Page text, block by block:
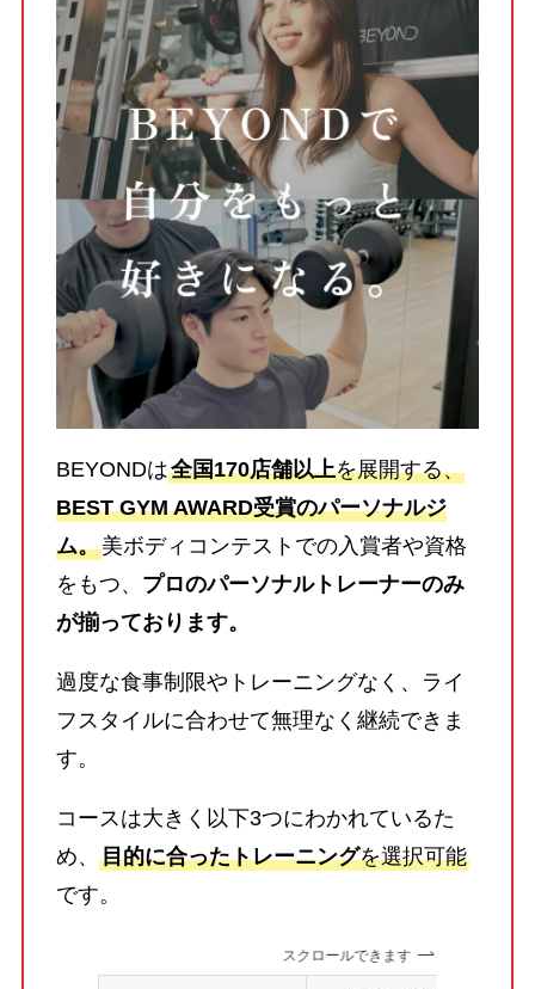
BEYONDは全国170店舗以上を展開する、
BEST GYM AWARD受賞のパーソナルジ
ム。美ボディコンテストでの入賞者や資格
をもつ、 プロのパーソナルトレーナーのみ
が揃っております。
過度な食事制限やトレーニングなく、ライ
フスタイルに合わせて無理なく継続できま
す。
コースは大きく以下3つにわかれているた
め、 目的に合ったトレーニングを選択可能
です。
スクロールできます